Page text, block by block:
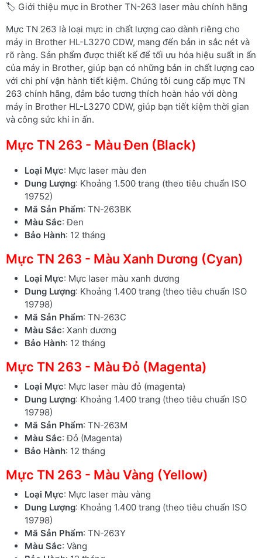
🏷️ Giới thiệu mực in Brother TN-263 laser màu chính hãng
Mực TN 263 là loại mực in chất lượng cao dành riêng cho
máy in Brother HL-L3270 CDW, mang đến bản in sắc nét và
rõ ràng. Sản phẩm được thiết kế để tối ưu hóa hiệu suất in ấn
của máy in Brother, giúp bạn có những bản in chất lượng cao
với chi phí vận hành tiết kiệm. Chúng tôi cung cấp mực TN
263 chính hãng, đảm bảo tương thích hoàn hảo với dòng
máy in Brother HL-L3270 CDW, giúp bạn tiết kiệm thời gian
và công sức khi in ấn.
Mực TN 263 - Màu Đen (Black)
Loại Mực: Mực laser màu đen
Dung Lượng: Khoảng 1.500 trang (theo tiêu chuẩn ISO
19752)
Mã Sản Phẩm: TN-263BK
Màu Sắc: Đen
Bảo Hành: 12 tháng
Mực TN 263 - Màu Xanh Dương (Cyan)
Loại Mực: Mực laser màu xanh dương
Dung Lượng: Khoảng 1.400 trang (theo tiêu chuẩn ISO
19798)
Mã Sản Phẩm: TN-263C
Màu Sắc: Xanh dương
Bảo Hành: 12 tháng
Mực TN 263 - Màu Đỏ (Magenta)
Loại Mực: Mực laser màu đỏ (magenta)
Dung Lượng: Khoảng 1.400 trang (theo tiêu chuẩn ISO
19798)
Mã Sản Phẩm: TN-263M
Màu Sắc: Đỏ (Magenta)
Bảo Hành: 12 tháng
Mực TN 263 - Màu Vàng (Yellow)
Loại Mực: Mực laser màu vàng
Dung Lượng: Khoảng 1.400 trang (theo tiêu chuẩn ISO
19798)
Mã Sản Phẩm: TN-263Y
Màu Sắc: Vàng